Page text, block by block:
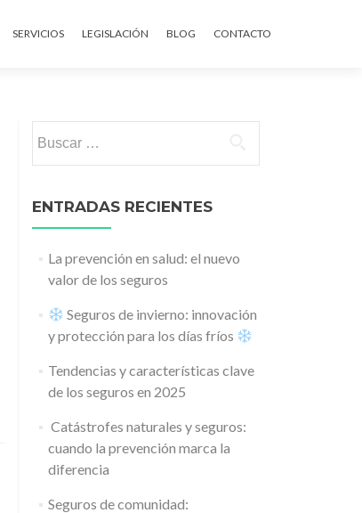
SERVICIOS LEGISLACIÓN BLOG CONTACTO
ENTRADAS RECIENTES
La prevención en salud: el nuevo
valor de los seguros
Seguros de invierno: innovación
y protección para los días fríos
Tendencias y características clave
de los seguros en 2025
️ Catástrofes naturales y seguros:
cuando la prevención marca la
diferencia
Seguros de comunidad: